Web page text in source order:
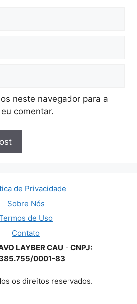
neste navegador para a
comentar.
de Privacidade
Sobre Nós
de Uso
Contato
LAYBER CAU - CNPJ:
0001-83
os direitos reservados.